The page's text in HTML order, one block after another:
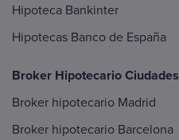
Hipoteca Bankinter
Hipotecas Banco de España
Broker Hipotecario Ciudades
Broker hipotecario Madrid
Broker hipotecario Barcelona